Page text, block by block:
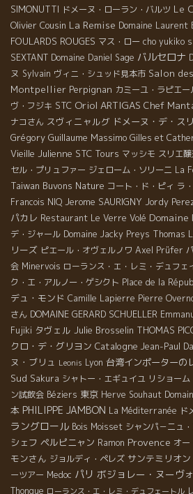
SIMONUTTI ドメーヌ・ローラン・バルツ Le
Olivier Cousin La Remise Domaine Laurent
FOULARDS ROUGES マス・ロー cho yukiko
SEXTANT Domaine Daniel Sage バルセロナ
ヌ Sylvain ヴィニ・シュッド見本市 Salon
Montpellier Perpignan カミーユ・ラピエー
ヴ・フジキ STC Oriol ARTIGAS Chef
ナコさん スヴィニャルグ ドメーヌ・デ・ス
Grégory Guillaume Massimo Gilles et
Vieille Julienne STC Tours マッシモ スリエ
セル・プリュファー ジェローム・ソリーニ La
Taiwan Buvons Nature コート・ド・ピィ ラ
Francois NIQ Jerome SAURIGNY Jordy
パカレ Restaurant Le Verre Volé
デ・ジャール Domaine Jacky Preys Thomas
リーズ ピエール・オヴェルノワ Axel Prüfer
会 Minervois ローランス・エ・レミ・デュフェ
ク・エ・アルノー・ゲシクト Place de la
デュ・モンド Camille Lapierre Pierre
さん DOMAINE GERARD SCHUELLER
Fujiki タヴェル Julie Brosselin THOMAS
クロ・デ・グリヨン Catalogne Jean-Paul
ヌ・ブリュ Leonis Lyon 台湾インポーターの
Sud Sakura シャトー・エギュイユ リショー
ン試飲会 Béziers 東京 Herve Souhaut
本 PHILIPPE JAMBON La Méditerranée ド
ラングロール Bois Moisset シャンパ－ニュ
シェフ ペルピニャン Ramon Provence オー
モンさん ジョルディ・ペレズ サンテミリオン
ーツアー Medoc パリ ボジョレー・ヌーヴ
Thongue ローランス・エ・レミ・デュフェートル